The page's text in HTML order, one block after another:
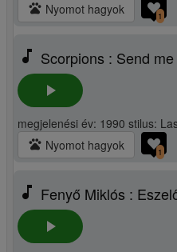
pets Nyomot hagyok 1
music_note Scorpions : Send
play_arrow
megjelenési év: 1990 stilus:
pets Nyomot hagyok 1
music_note Fenyő Miklós :
play_arrow